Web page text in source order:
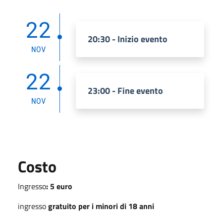
22
NOV
20:30 - Inizio evento
22
NOV
23:00 - Fine evento
Costo
Ingresso: 5 euro
ingressogratuito per i minori di 18 anni